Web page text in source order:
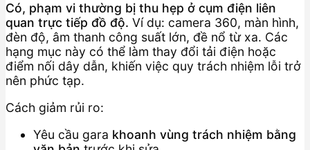
Có, phạm vi thường bị thu hẹp ở cụm điện liên
quan trực tiếp đồ độ. Ví dụ: camera 360, màn hình,
đèn độ, âm thanh công suất lớn, đề nổ từ xa. Các
hạng mục này có thể làm thay đổi tải điện hoặc
điểm nối dây dẫn, khiến việc quy trách nhiệm lỗi trở
nên phức tạp.
Cách giảm rủi ro:
Yêu cầu gara khoanh vùng trách nhiệm bằng